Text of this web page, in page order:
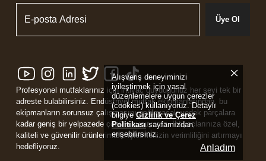
Alışveriş deneyiminizi
iyileştirmek için yasal
düzenlemelere uygun çerezler
(cookies) kullanıyoruz. Detaylı
bilgiyeGizlilik ve Çerez
Politikası sayfamızdan
erişebilirsiniz.
Anladım
Üye Ol
Profesyonel mutfaklarınız için ihtiyaç duyduğunuz her şeyi tek bir
adreste bulabilirsiniz. Endüstriyel mutfak ekipmanlarından, bu
ekipmanların sorunsuz çalışmasını sağlayacak yedek parçalara
kadar geniş bir yelpazede çözüm sunuyoruz. İhtiyaçlarınıza özel,
kaliteli ve güvenilir ürünlerimizle işletmenizin verimliliğini artırmayı
hedefliyoruz.